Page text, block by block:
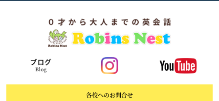
各校へのお問合せ